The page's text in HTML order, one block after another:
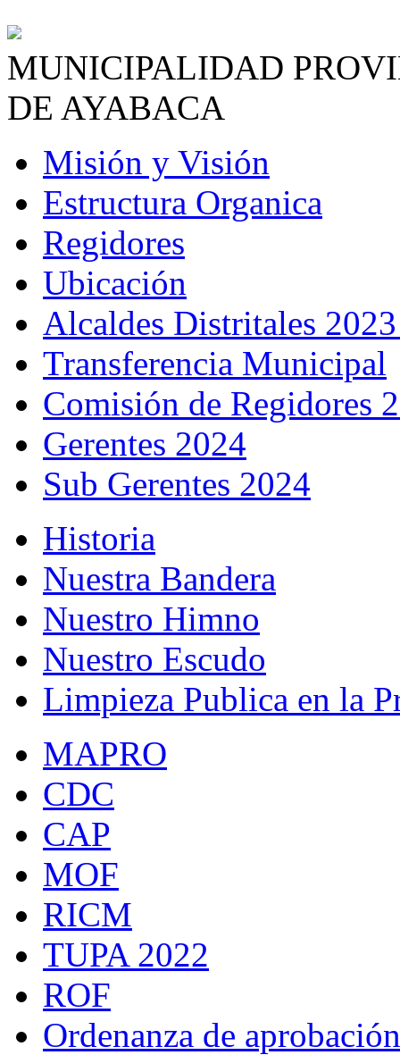
MUNICIPALIDAD
DE AYABACA
Misión y Visión
Estructura Organica
Regidores
Ubicación
Alcaldes Distritales
Transferencia Municipal
Comisión de Regidores
Gerentes 2024
Sub Gerentes 2024
Historia
Nuestra Bandera
Nuestro Himno
Nuestro Escudo
Limpieza Publica en la
MAPRO
CDC
CAP
MOF
RICM
TUPA 2022
ROF
Ordenanza de